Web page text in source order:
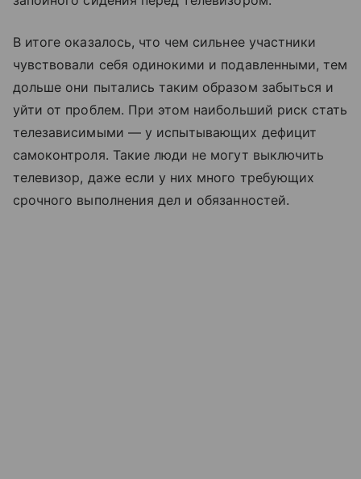
В итоге оказалось, что чем сильнее участники
чувствовали себя одинокими и подавленными, тем
дольше они пытались таким образом забыться и
уйти от проблем. При этом наибольший риск стать
телезависимыми — у испытывающих дефицит
самоконтроля. Такие люди не могут выключить
телевизор, даже если у них много требующих
срочного выполнения дел и обязанностей.